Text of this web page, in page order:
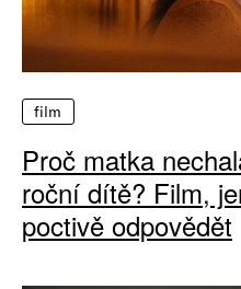
film
Proč matka
roční dítě? Film,
poctivě odpovědět